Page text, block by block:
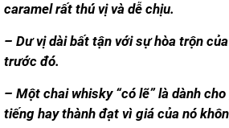
caramel rất thú vị và dễ chịu.
– Dư vị dài bất tận với sự hòa trộn
trước đó.
– Một chai whisky “có lẽ” là dành
tiếng hay thành đạt vì giá của nó